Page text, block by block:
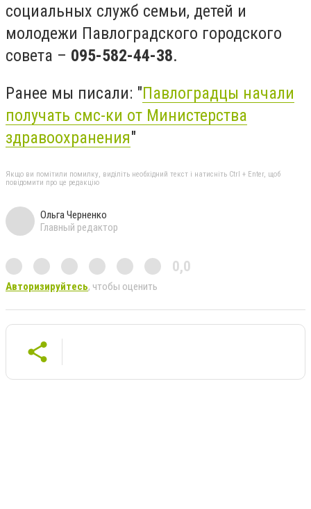
социальных служб семьи, детей и
молодежи Павлоградского городского
совета – 095-582-44-38.
Ранее мы писали: "Павлоградцы начали
получать смс-ки от Министерства
здравоохранения"
Якщо ви помітили помилку, виділіть необхідний текст і натисніть Ctrl + Enter, щоб
повідомити про це редакцію
Ольга Черненко
Главный редактор
0,0
Авторизируйтесь, чтобы оценить